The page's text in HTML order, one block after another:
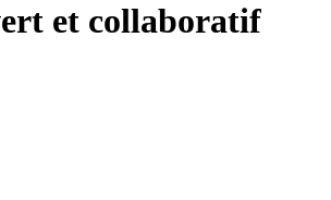
et collaboratif